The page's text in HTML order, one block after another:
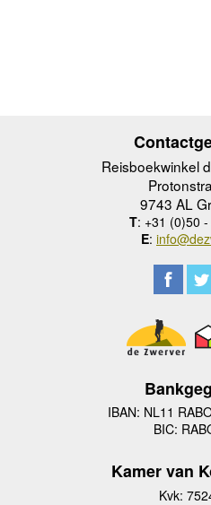
Reisboekwinkel
9743 AL
T: +31 (0)50
E:
IBAN: NL11
BIC:
Kamer van
Kvk: